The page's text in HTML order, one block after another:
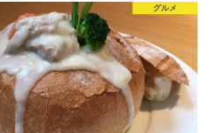
グルメ